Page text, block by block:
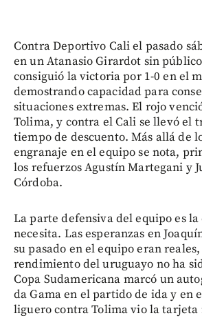
Contra Deportivo Cali el pasado
en un Atanasio Girardot sin
consiguió la victoria por 1-0 en el
demostrando capacidad para
situaciones extremas. El rojo
Tolima, y contra el Cali se llevó el
tiempo de descuento. Más allá de
engranaje en el equipo se nota,
los refuerzos Agustín Martegani y
Córdoba.
La parte defensiva del equipo es
necesita. Las esperanzas en
su pasado en el equipo eran
rendimiento del uruguayo no ha
Copa Sudamericana marcó un
da Gama en el partido de ida y en
liguero contra Tolima vio la tarjeta